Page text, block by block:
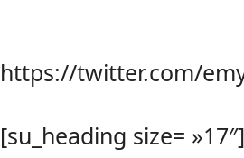
https://twitter.com/
[su_heading size= »17″]